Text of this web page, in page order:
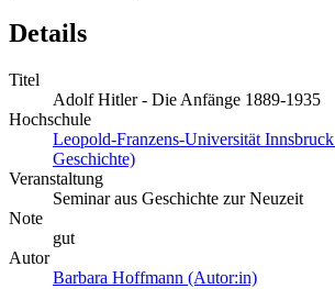
Details
Titel
Adolf Hitler - Die Anfänge 1889-1935
Hochschule
Leopold-Franzens-Universität
Geschichte)
Veranstaltung
Seminar aus Geschichte zur Neuzeit
Note
gut
Autor
Barbara Hoffmann (Autor:in)